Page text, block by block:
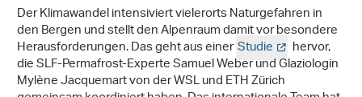
Der Klimawandel intensiviert vielerorts Naturgefahren in
den Bergen und stellt den Alpenraum damit vor besondere
Herausforderungen. Das geht aus einerStudie hervor,
die SLF-Permafrost-Experte Samuel Weber und Glaziologin
Mylène Jacquemart von der WSL und ETH Zürich